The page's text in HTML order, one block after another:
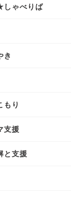
しゃべりば
き
もり
支援
と支援